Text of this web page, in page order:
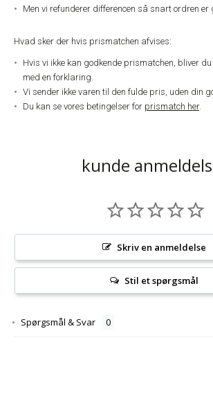
Men vi refunderer differencen så snart ordren er
Hvad sker der hvis prismatchen afvises:
Hvis vi ikke kan godkende prismatchen, bliver
med en forklaring.
Vi sender ikke varen til den fulde pris, uden din
Du kan se vores betingelser for prismatch her.
kunde
Skriv en anmeldelse
Stil et spørgsmål
Spørgsmål & Svar